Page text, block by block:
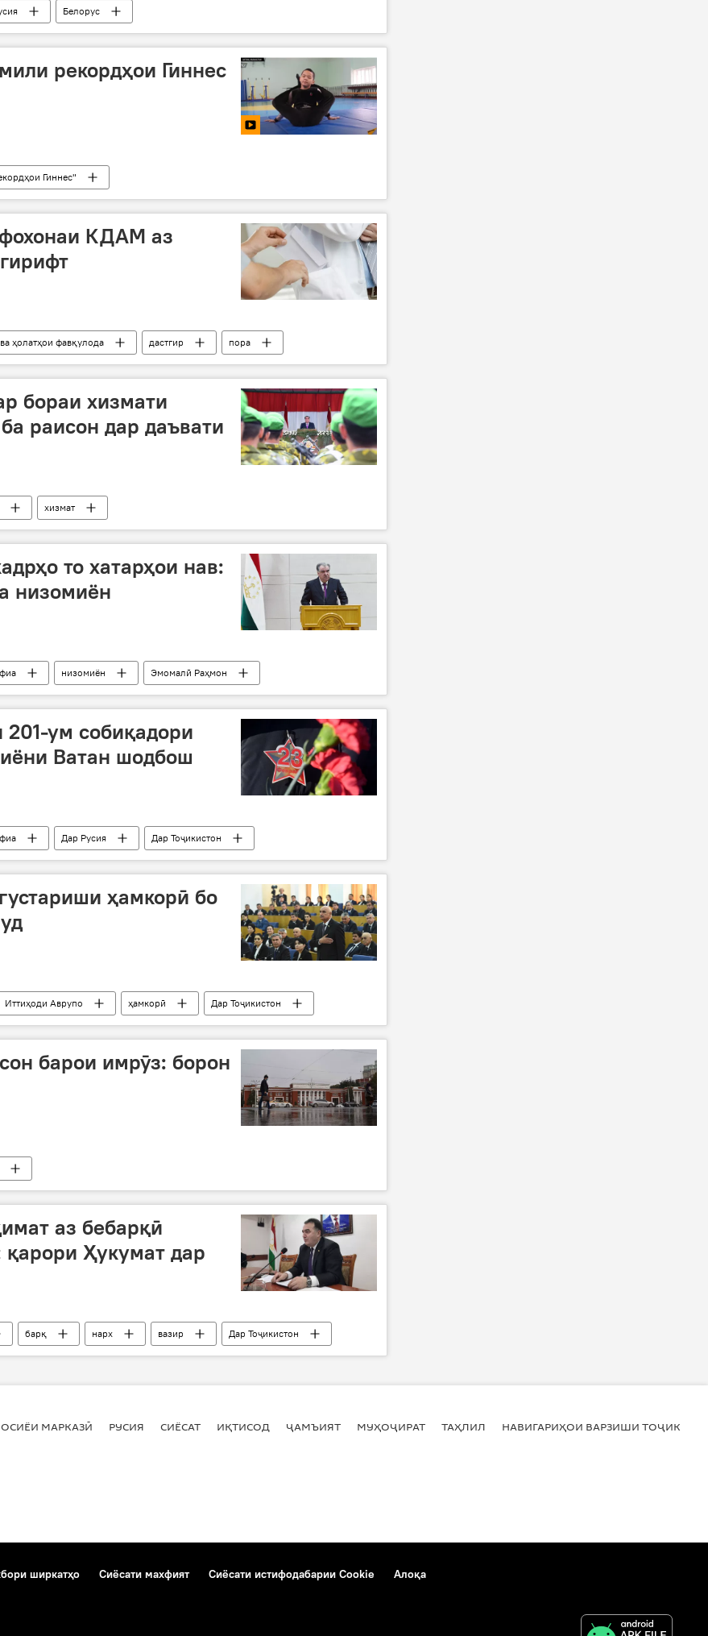
Белорус
рекордҳои Гиннес
Гиннес"
КДАМ аз
ҳолатҳои фавқулода дастгир
пора
бораи хизмати
раисон дар даъвати
хизмат
то хатарҳои нав:
низомиён
низомиён
Эмомалӣ Раҳмон
ум собиқадори
Ватан шодбош
Дар Русия Дар Тоҷикистон
ҳамкорӣ бо
Иттиҳоди Аврупо ҳамкорӣ Дар Тоҷикистон
барои имрӯз: борон
аз бебарқӣ
қарори Ҳукумат дар
барқ нарх вазир Дар Тоҷикистон
ОСИЁИ МАРКАЗӢ РУСИЯ СИЁСАТ ИҚТИСОД ҶАМЪИЯТ МУҲОҶИРАТ ТАҲЛИЛ НАВИГАРИҲОИ ВАРЗИШИ
ширкатҳо Сиёсати махфият Сиёсати истифодабарии Cookie Алоқа